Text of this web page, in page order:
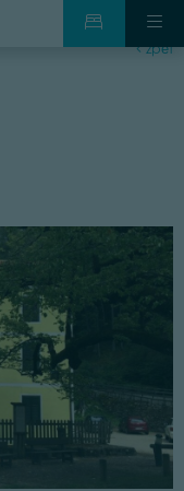
zpět